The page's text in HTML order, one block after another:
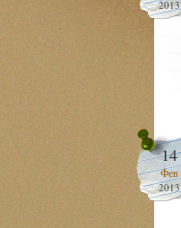
2013
14
Фев
2013